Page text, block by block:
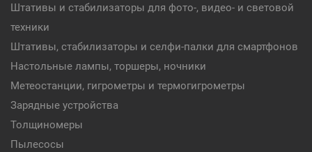
Штативы и стабилизаторы для фото-, видео- и световой
техники
Штативы, стабилизаторы и селфи-палки для смартфонов
Настольные лампы, торшеры, ночники
Метеостанции, гигрометры и термогигрометры
Зарядные устройства
Толщиномеры
Пылесосы